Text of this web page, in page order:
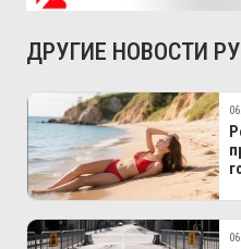
ДРУГИЕ НОВОСТИ